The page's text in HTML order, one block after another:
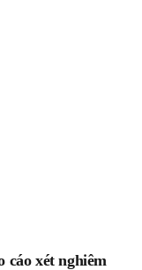
cáo xét nghiêm